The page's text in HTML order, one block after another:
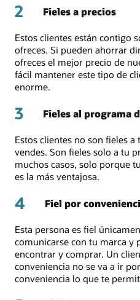
2 Fieles a precios
Estos clientes están contigo
ofreces. Si pueden ahorrar
ofreces el mejor precio de
fácil mantener este tipo de
enorme.
3 Fieles al programa
Estos clientes no son fieles
vendes. Son fieles solo a tu
muchos casos, solo porque
es la más ventajosa.
4 Fiel por
Esta persona es fiel
comunicarse con tu marca y
encontrar y comprar. Un
conveniencia no se va a ir
conveniencia lo que te